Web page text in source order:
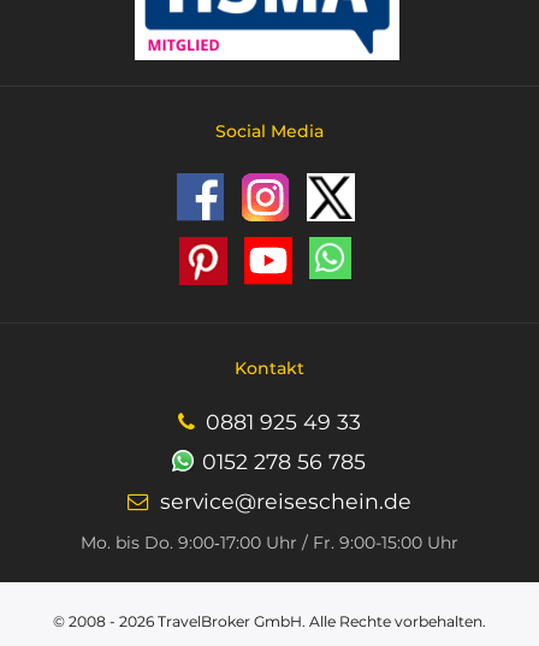
Social Media
Kontakt
0881 925 49 33
0152 278 56 785
service@reiseschein.de
Mo. bis Do. 9:00‑17:00 Uhr / Fr. 9:00-15:00 Uhr
© 2008 - 2026 TravelBroker GmbH. Alle Rechte vorbehalten.